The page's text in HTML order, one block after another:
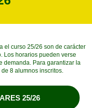
el curso 25/26 son de carácter
Los horarios pueden verse
demanda. Para garantizar la
8 alumnos inscritos.
25/26